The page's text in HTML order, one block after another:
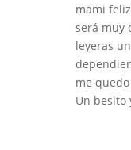
mami
será muy
leyeras
me
Un besito